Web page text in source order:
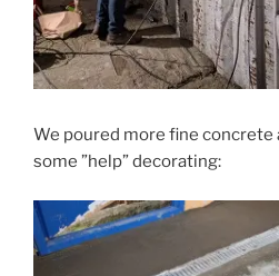
We poured more fine concrete
some ”help” decorating: